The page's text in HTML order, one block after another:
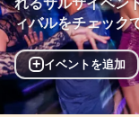
記事
動画
サルサ用語集
ィバルをチェック
+ イベントを追加